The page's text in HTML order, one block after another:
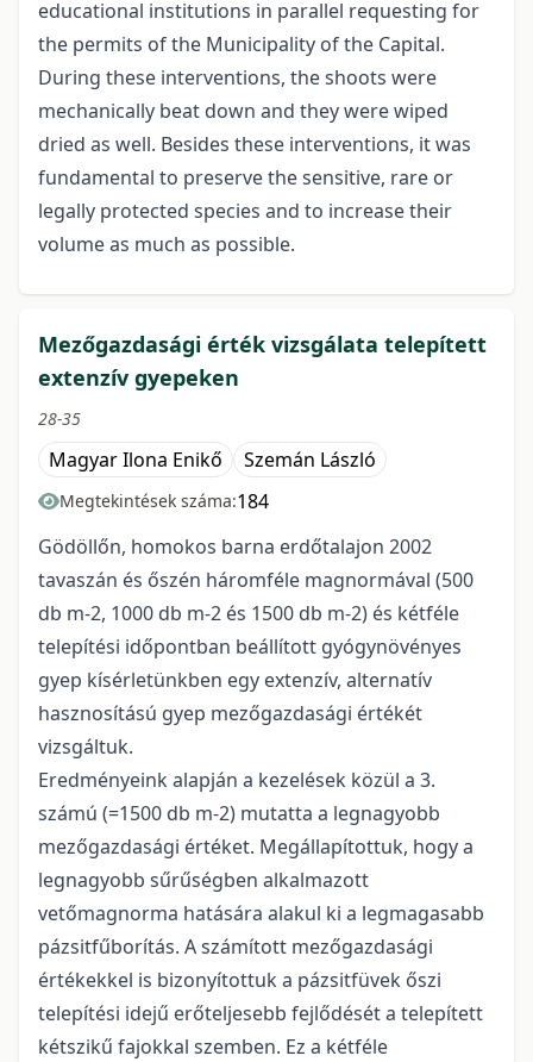
educational institutions in parallel requesting for
the permits of the Municipality of the Capital.
During these interventions, the shoots were
mechanically beat down and they were wiped
dried as well. Besides these interventions, it was
fundamental to preserve the sensitive, rare or
legally protected species and to increase their
volume as much as possible.
Mezőgazdasági érték vizsgálata telepített
extenzív gyepeken
28-35
Magyar Ilona Enikő Szemán László
Megtekintések száma:184
Gödöllőn, homokos barna erdőtalajon 2002
tavaszán és őszén háromféle magnormával (500
db m-2, 1000 db m-2 és 1500 db m-2) és kétféle
telepítési időpontban beállított gyógynövényes
gyep kísérletünkben egy extenzív, alternatív
hasznosítású gyep mezőgazdasági értékét
vizsgáltuk.
Eredményeink alapján a kezelések közül a 3.
számú (=1500 db m-2) mutatta a legnagyobb
mezőgazdasági értéket. Megállapítottuk, hogy a
legnagyobb sűrűségben alkalmazott
vetőmagnorma hatására alakul ki a legmagasabb
pázsitfűborítás. A számított mezőgazdasági
értékekkel is bizonyítottuk a pázsitfüvek őszi
telepítési idejű erőteljesebb fejlődését a telepített
kétszikű fajokkal szemben. Ez a kétféle